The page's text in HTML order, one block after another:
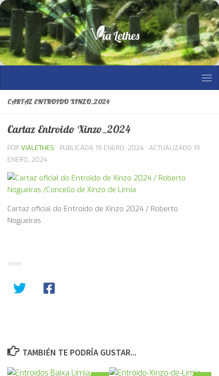
Saltar al contenido
CARTAZ ENTROIDO XINZO_2024
Cartaz Entroido Xinzo_2024
POR VIALETHES · PUBLICADA 19 ENERO, 2024 · ACTUALIZADO 19
ENERO, 2024
Cartaz oficial do Entroido de Xinzo 2024 / Roberto
Nogueiras
SHARE
TAMBIÉN TE PODRÍA GUSTAR...